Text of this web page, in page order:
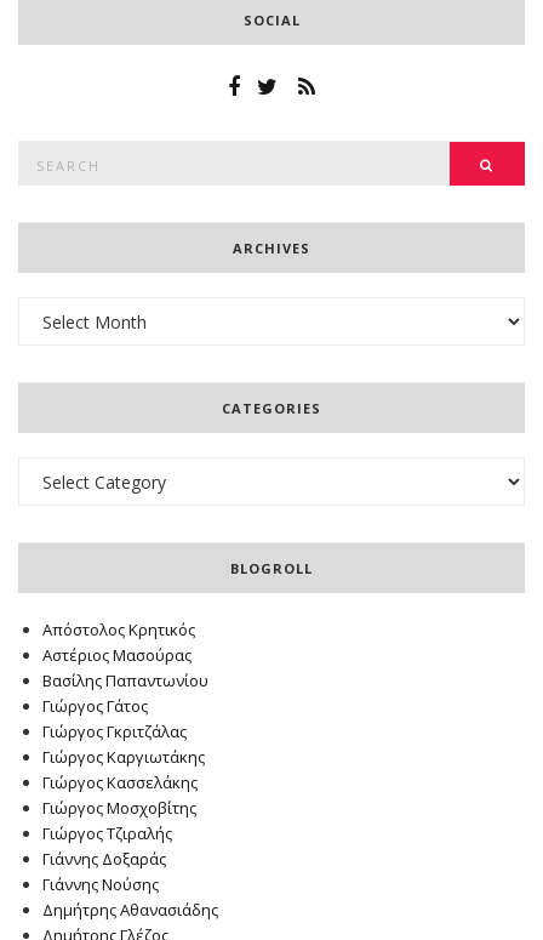
SOCIAL
for:
ARCHIVES
CATEGORIES
BLOGROLL
Απόστολος Κρητικός
Αστέριος Μασούρας
Βασίλης Παπαντωνίου
Γιώργος Γάτος
Γιώργος Γκριτζάλας
Γιώργος Καργιωτάκης
Γιώργος Κασσελάκης
Γιώργος Μοσχοβίτης
Γιώργος Τζιραλής
Γιάννης Δοξαράς
Γιάννης Νούσης
Δημήτρης Αθανασιάδης
Δημήτρης Γλέζος